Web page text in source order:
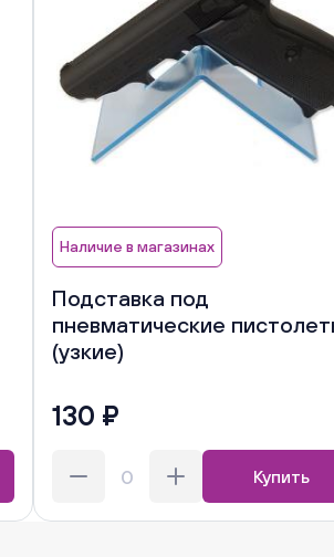
Наличие в магазинах
Подставка под
пневматические
(узкие)
130 ₽
Купить